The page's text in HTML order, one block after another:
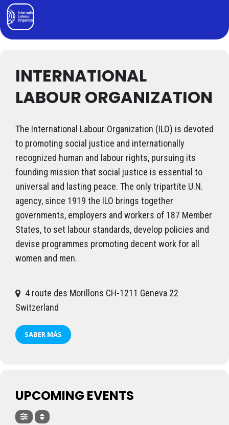
INTERNATIONAL
LABOUR ORGANIZATION
The International Labour Organization (ILO) is devoted
to promoting social justice and internationally
recognized human and labour rights, pursuing its
founding mission that social justice is essential to
universal and lasting peace. The only tripartite U.N.
agency, since 1919 the ILO brings together
governments, employers and workers of 187 Member
States, to set labour standards, develop policies and
devise programmes promoting decent work for all
women and men.
4 route des Morillons CH-1211 Geneva 22
Switzerland
SABER MÁS
UPCOMING EVENTS